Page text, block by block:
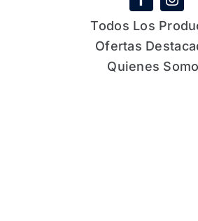
Todos Los
Ofertas
Quienes